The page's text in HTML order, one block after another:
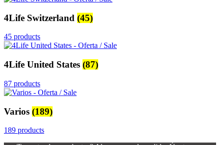
4Life Switzerland (45)
45 products
4Life United States (87)
87 products
Varios (189)
189 products